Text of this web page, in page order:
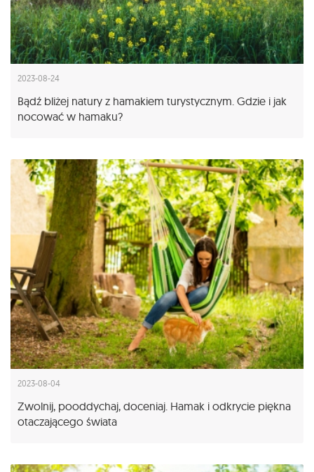
2023-08-24
Bądź bliżej natury z hamakiem turystycznym. Gdzie i jak
nocować w hamaku?
2023-08-04
Zwolnij, pooddychaj, doceniaj. Hamak i odkrycie piękna
otaczającego świata